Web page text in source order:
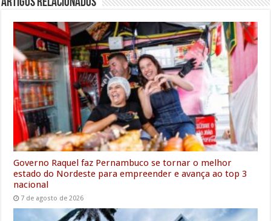
b
o
o
k
t
e
r
l
s
A
p
p
e
d
I
n
l
g
r
a
m
e
n
g
e
r
e
Governo Raquel faz Pernambuco se tornar o melhor
estado do Nordeste para empreender e avança ao top 3
nacional
7 de agosto de 2026